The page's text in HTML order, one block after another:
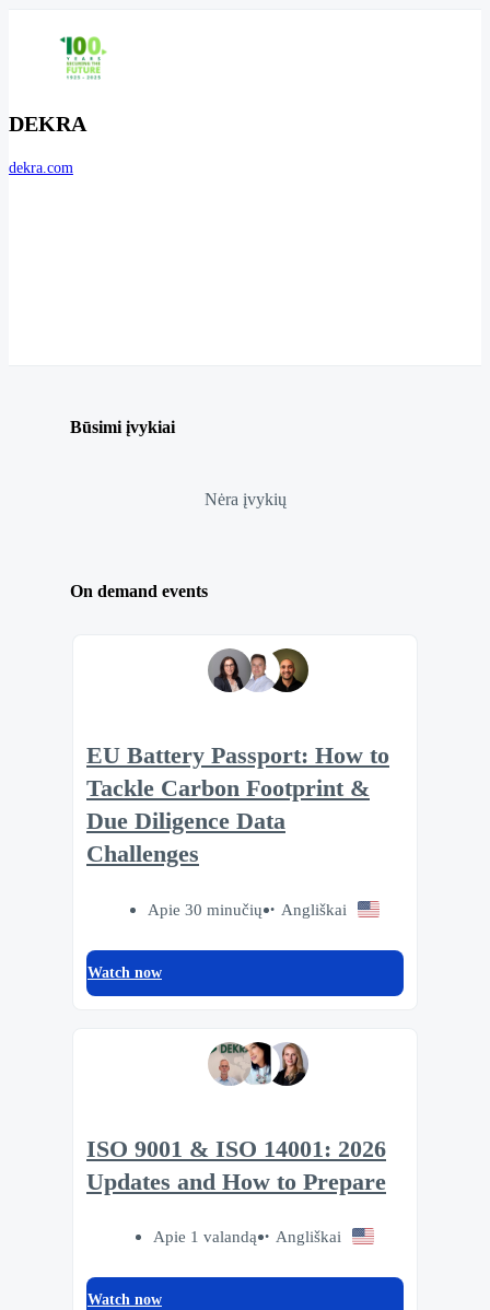
DEKRA
dekra.com
Būsimi įvykiai
Nėra įvykių
On demand events
EU Battery Passport: How to
Tackle Carbon Footprint &
Due Diligence Data
Challenges
Apie 30 minučių Angliškai
Watch now
ISO 9001 & ISO 14001: 2026
Updates and How to Prepare
Apie 1 valandą Angliškai
Watch now